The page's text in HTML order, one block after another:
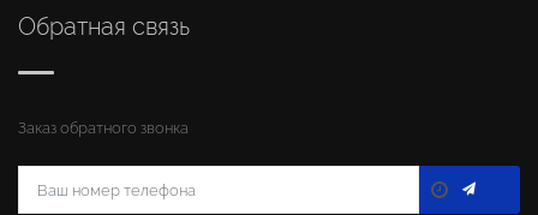
Обратная связь
Заказ обратного звонка